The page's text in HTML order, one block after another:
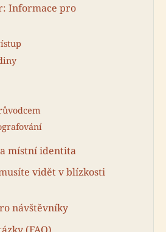
Informace pro
místní identita
vidět v blízkosti
návštěvníky
(FAQ)